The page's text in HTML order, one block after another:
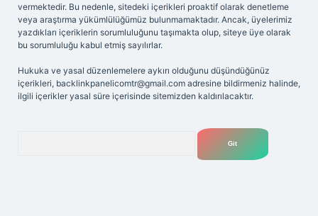
vermektedir. Bu nedenle, sitedeki içerikleri proaktif olarak denetleme
veya araştırma yükümlülüğümüz bulunmamaktadır. Ancak, üyelerimiz
yazdıkları içeriklerin sorumluluğunu taşımakta olup, siteye üye olarak
bu sorumluluğu kabul etmiş sayılırlar.
Hukuka ve yasal düzenlemelere aykırı olduğunu düşündüğünüz
içerikleri, backlinkpanelicomtr@gmail.com adresine bildirmeniz halinde,
ilgili içerikler yasal süre içerisinde sitemizden kaldırılacaktır.